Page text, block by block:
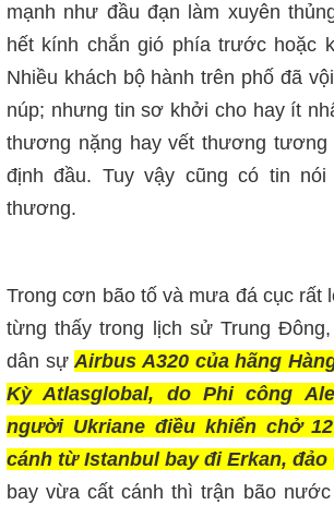
mạnh như đầu đạn làm xuyên
hết kính chắn gió phía trước hoặc
Nhiều khách bộ hành trên phố đã
núp; nhưng tin sơ khởi cho hay ít
thương nặng hay vết thương tương
định đầu. Tuy vậy cũng có tin
thương.
Trong cơn bão tố và mưa đá cục rất
từng thấy trong lịch sử Trung
dân sựAirbus A320 của hãng
Kỳ Atlasglobal, do Phi công
người Ukriane điều khiển chở
cánh từ Istanbul bay đi Erkan, đảo
bay vừa cất cánh thì trận bão